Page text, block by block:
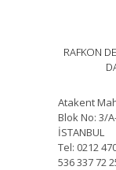
RAFKON
Atakent
Blok No: 3/
İSTANBUL
Tel: 0212
536 337 72